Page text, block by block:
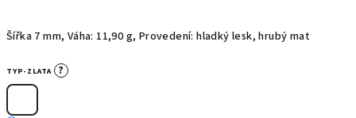
Šířka 7 mm, Váha: 11,90 g, Provedení: hladký lesk, hrubý mat
TYP-ZLATA ?